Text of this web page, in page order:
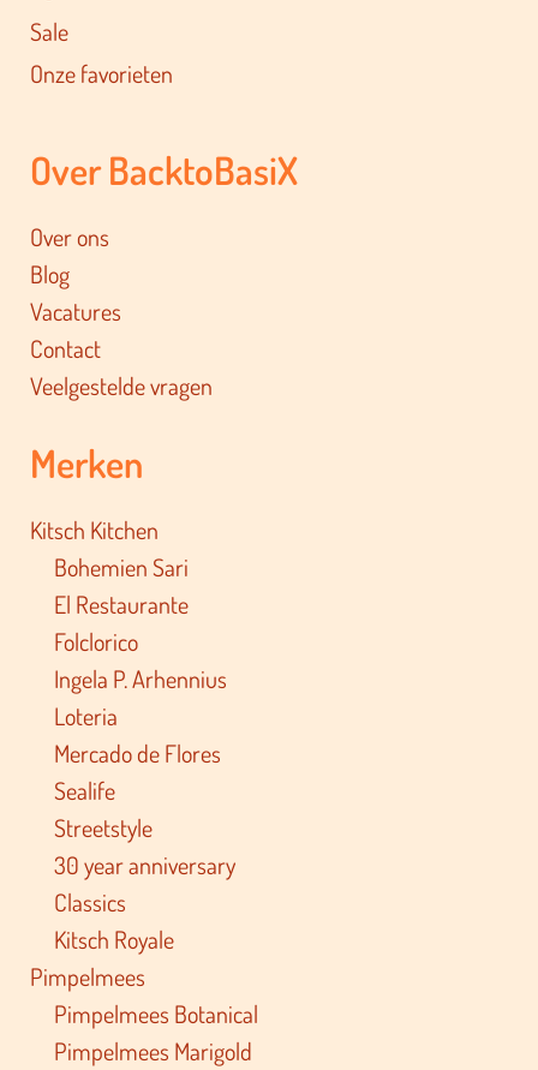
Sale
Onze favorieten
Over BacktoBasiX
Over ons
Blog
Vacatures
Contact
Veelgestelde vragen
Merken
Kitsch Kitchen
Bohemien Sari
El Restaurante
Folclorico
Ingela P. Arhennius
Loteria
Mercado de Flores
Sealife
Streetstyle
30 year anniversary
Classics
Kitsch Royale
Pimpelmees
Pimpelmees Botanical
Pimpelmees Marigold